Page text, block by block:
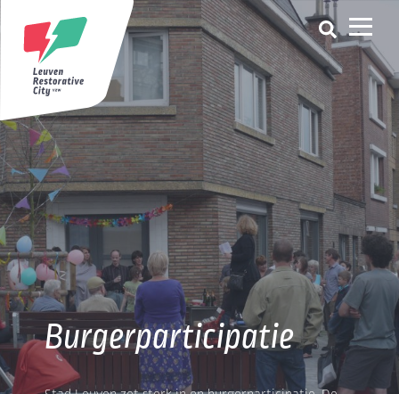
Burgerparticipatie